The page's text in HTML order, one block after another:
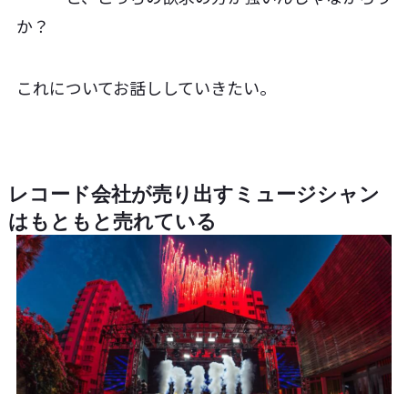
か？
これについてお話ししていきたい。
レコード会社が売り出すミュージシャン
はもともと売れている